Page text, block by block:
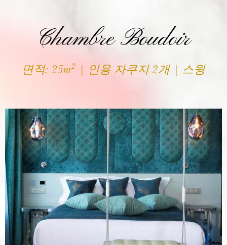
Chambre Boudoir
면적: 25m2 | 인용 자쿠지 2개 | 스윙